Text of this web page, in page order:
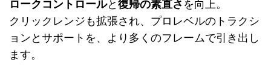
リ
エ
ー
シ
ョ
エ
ー
シ
ロークコントロールと 復帰の素直さ を向上。
クリックレンジも拡張され、プロレベルのトラクシ
ョンとサポートを、より多くのフレームで引き出し
ます。